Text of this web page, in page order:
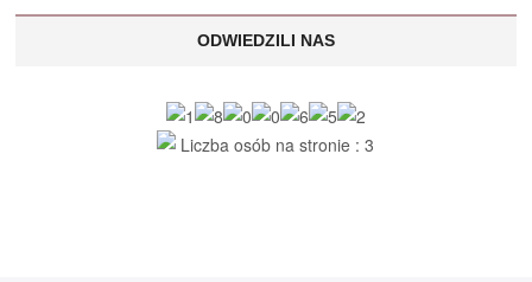
ODWIEDZILI NAS
Liczba osób na stronie : 3